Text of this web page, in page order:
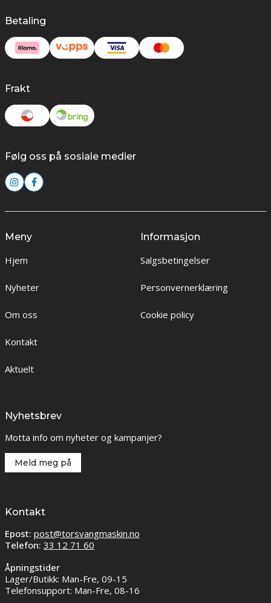
Betaling
Frakt
Følg oss på sosiale medier
Meny
Hjem
Nyheter
Om oss
Kontakt
Aktuelt
Informasjon
Salgsbetingelser
Personvernerklæring
Cookie policy
Nyhetsbrev
Motta info om nyheter og kampanjer?
Meld meg på
Kontakt
Epost: post@torsvangmaskin.no
Telefon: 33 12 71 60
Åpningstider
Lager/Butikk: Man-Fre, 09-15
Telefonsupport: Man-Fre, 08-16